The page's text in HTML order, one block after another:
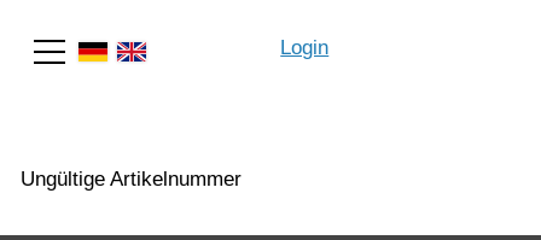
Login
Ungültige Artikelnummer